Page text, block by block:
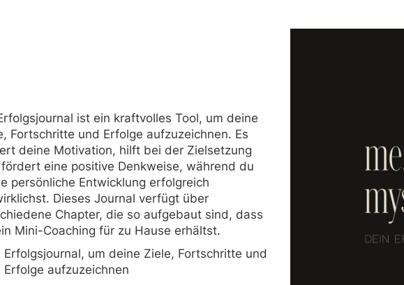
ist ein kraftvolles Tool, um deine
Fortschritte und Erfolge aufzuzeichnen. Es
deine Motivation, hilft bei der Zielsetzung
eine positive Denkweise, während du
persönliche Entwicklung erfolgreich
Dieses Journal verfügt über
Chapter, die so aufgebaut sind, dass
Mini-Coaching für zu Hause erhältst.
Erfolgsjournal, um deine Ziele, Fortschritte und
Erfolge aufzuzeichnen